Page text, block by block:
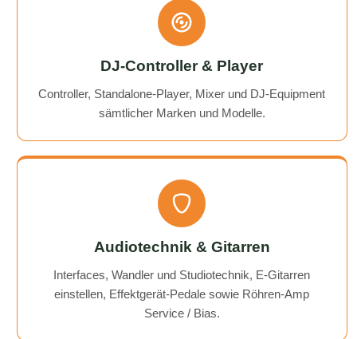
DJ-Controller & Player
Controller, Standalone-Player, Mixer und DJ-Equipment
sämtlicher Marken und Modelle.
Audiotechnik & Gitarren
Interfaces, Wandler und Studiotechnik, E-Gitarren
einstellen, Effektgerät-Pedale sowie Röhren-Amp
Service / Bias.